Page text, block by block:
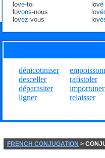
love-toi
lovons-nous
lovez-vous
lové
lov
lov
dénicotiniser
desceller
déparasiter
ligner
rafistoler
importuner
relaisser
FRENCH CONJUGATION >